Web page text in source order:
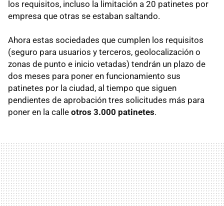
los requisitos, incluso la limitación a 20 patinetes por
empresa que otras se estaban saltando.
Ahora estas sociedades que cumplen los requisitos
(seguro para usuarios y terceros, geolocalización o
zonas de punto e inicio vetadas) tendrán un plazo de
dos meses para poner en funcionamiento sus
patinetes por la ciudad, al tiempo que siguen
pendientes de aprobación tres solicitudes más para
poner en la calle otros 3.000 patinetes.